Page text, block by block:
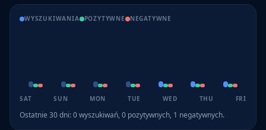
WYSZUKIWANIA POZYTYWNE NEGATYWNE
SAT SUN MON TUE WED THU FRI
Ostatnie 30 dni:0wyszukiwań,0 pozytywnych, 1 negatywnych.